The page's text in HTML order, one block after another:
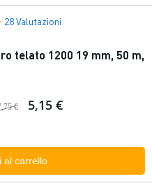
28 Valutazioni
telato 1200 19 mm, 50 m,
€ 5,15 €
al carrello